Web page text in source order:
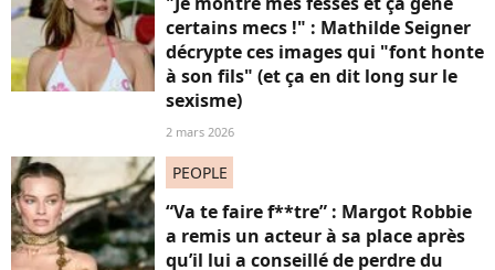
certains mecs !" : Mathilde Seigner
décrypte ces images qui "font honte
à son fils" (et ça en dit long sur le
sexisme)
2 mars 2026
PEOPLE
“Va te faire f**tre” : Margot Robbie
a remis un acteur à sa place après
qu’il lui a conseillé de perdre du